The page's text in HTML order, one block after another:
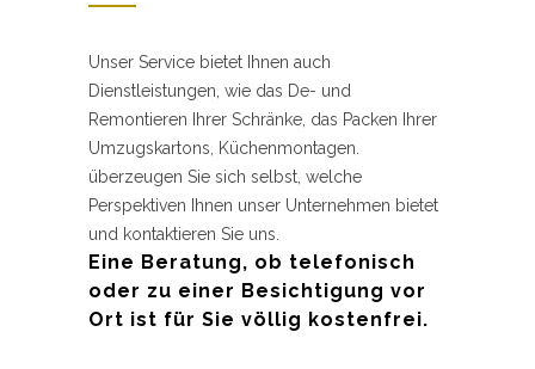
Unser Service bietet Ihnen auch
Dienstleistungen, wie das De- und
Remontieren Ihrer Schränke, das Packen Ihrer
Umzugskartons, Küchenmontagen.
überzeugen Sie sich selbst, welche
Perspektiven Ihnen unser Unternehmen bietet
und kontaktieren Sie uns.
Eine Beratung, ob telefonisch
oder zu einer Besichtigung vor
Ort ist für Sie völlig kostenfrei.